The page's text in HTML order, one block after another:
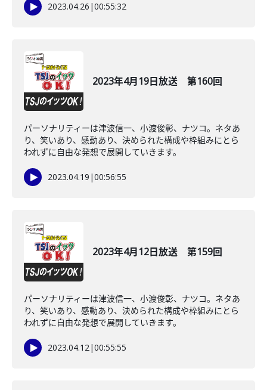
2023.04.26 |00:55:32
2023年4月19日放送 第160回
パーソナリティーは津波信一、小渡俊彰、ナツコ。ネタあ
り、笑いあり、感動あり、決められた構成や枠組みにとら
われずに自由な発想で展開していきます。
2023.04.19 |00:56:55
2023年4月12日放送 第159回
パーソナリティーは津波信一、小渡俊彰、ナツコ。ネタあ
り、笑いあり、感動あり、決められた構成や枠組みにとら
われずに自由な発想で展開していきます。
2023.04.12|00:55:55